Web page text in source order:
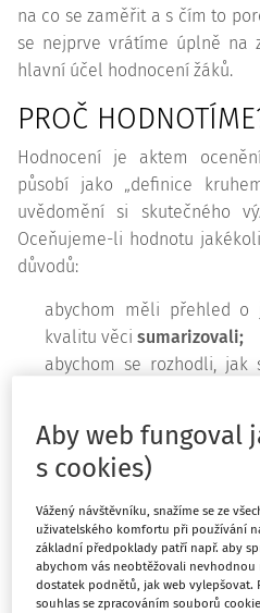
na co se zaměřit a s čím to
se nejprve vrátíme úplně na
hlavní účel hodnocení žáků.
PROČ
Hodnocení je aktem
působí jako „definice
uvědomění si skutečného
Oceňujeme-li hodnotu
důvodů:
abychom měli přehled o
kvalitu věci sumarizovali;
abychom se rozhodli,
cenu, vylepšili ji, těšili se
(trans)formovali.
také pro hodnocení
uvedené účely hodnocení
své místo i ve školním
praxi užívají pojmy
Aby web fungoval
s cookies)
Vážený návštěvníku, snažíme se ze
uživatelského komfortu při používání
základní předpoklady patří např. aby
abychom vás neobtěžovali
dostatek podnětů, jak web vylepšovat.
souhlas se zpracováním souborů